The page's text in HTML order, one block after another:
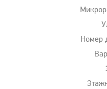
Номер